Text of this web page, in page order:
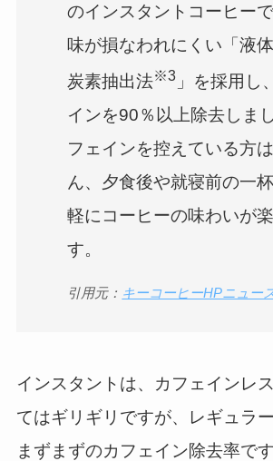
のインスタントコーヒー
味が損なわれにくい「液
炭素抽出法※3 」を採用し
インを90％以上除去しま
フェインを控えている方
ん、夕食後や就寝前の一
軽にコーヒーの味わいが
す。
引用元： キーコーヒーHPニュー
インスタントは、カフェインレ
てはギリギリですが、レギュラ
まずまずのカフェイン除去率です